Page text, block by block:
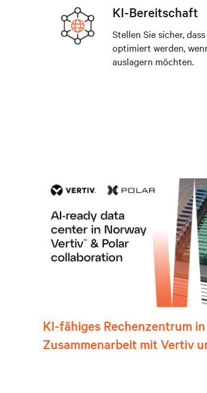
KI-Bereitschaft
Stellen Sie sicher,
optimiert werden,
auslagern möchten.
KI-fähiges Rechenzentrum
Zusammenarbeit mit Vertiv